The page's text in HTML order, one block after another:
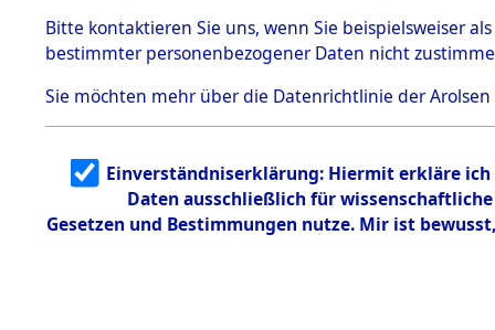
5.3.1 Alliierte
Erhebungen
zu
Todesmärsch
en
5.3.2
Identifizierun
g
5.3.3
Todesmärsch
Bitte kontaktieren Sie uns, wenn Sie beispielsweiser
bestimmter personenbezogener Daten nicht
Sie möchten mehr über die Datenrichtlinie der Arolsen
Einverständniserklärung: Hiermit erkläre
Daten ausschließlich für
Gesetzen und Bestimmungen nutze. Mir ist